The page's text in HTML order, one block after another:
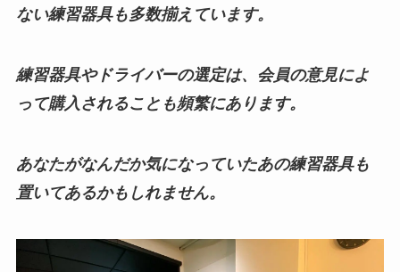
ない練習器具も多数揃えています。
練習器具やドライバーの選定は、会員の意見によ
って購入されることも頻繁にあります。
あなたがなんだか気になっていたあの練習器具も
置いてあるかもしれません。